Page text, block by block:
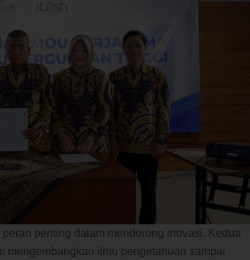
penting dalam mendorong inovasi. Kedua
mengembangkan ilmu pengetahuan sampai